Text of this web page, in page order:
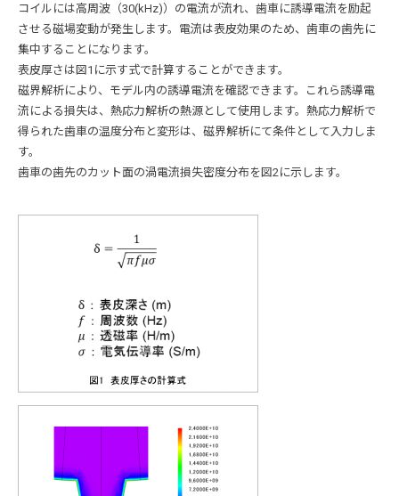
コイルには高周波（30(kHz)）の電流が流れ、歯車に誘導電流を励起
させる磁場変動が発生します。電流は表皮効果のため、歯車の歯先に
集中することになります。
表皮厚さは図1に示す式で計算することができます。
磁界解析により、モデル内の誘導電流を確認できます。これら誘導電
流による損失は、熱応力解析の熱源として使用します。熱応力解析で
得られた歯車の温度分布と変形は、磁界解析にて条件として入力しま
す。
歯車の歯先のカット面の渦電流損失密度分布を図2に示します。